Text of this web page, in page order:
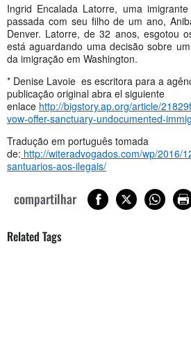
Ingrid Encalada Latorre, uma
passada com seu filho de um ano,
Denver. Latorre, de 32 anos, esgotou
está aguardando uma decisão sobre
da imigração em Washington.
* Denise Lavoie es escritora para a
publicação original abra el siguiente
enlace http://bigstory.ap.org/article/
vow-offer-sanctuary-undocumented-
Tradução em português tomada
de: http://witeradvogados.com/wp/2016/
santuarios-aos-ilegais/
compartilhar
Related Tags